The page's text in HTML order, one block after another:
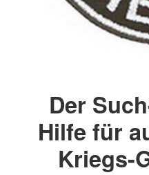
Der
Hilfe für
Kriegs-